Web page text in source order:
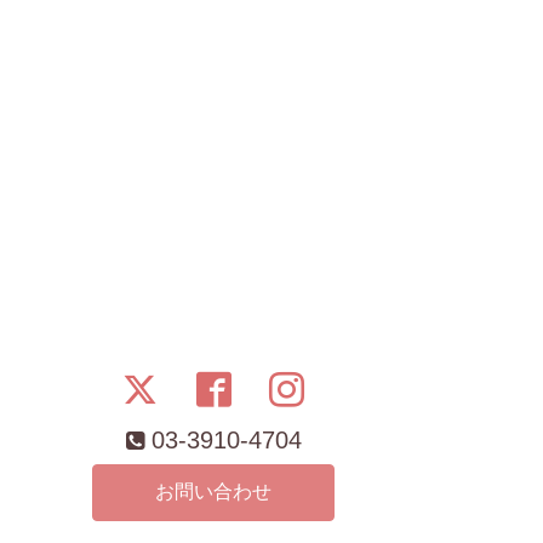
03-3910-4704
お問い合わせ